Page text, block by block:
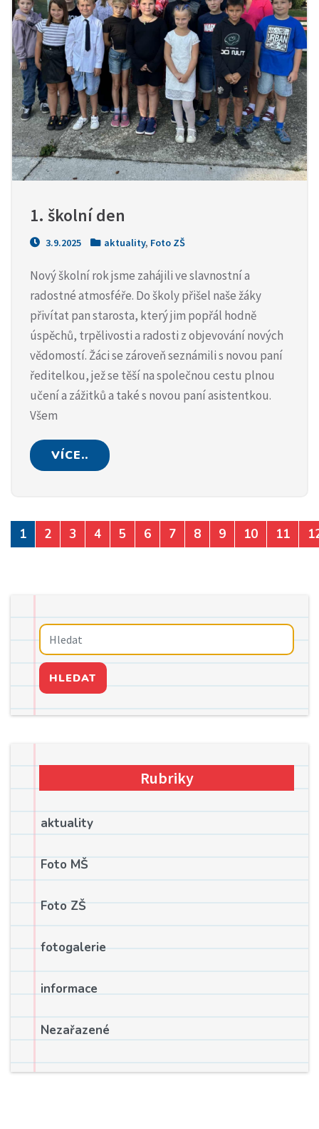
1. školní den
3.9.2025 aktuality, Foto ZŠ
Nový školní rok jsme zahájili ve slavnostní a
radostné atmosféře. Do školy přišel naše žáky
přivítat pan starosta, který jim popřál hodně
úspěchů, trpělivosti a radosti z objevování nových
vědomostí. Žáci se zároveň seznámili s novou paní
ředitelkou, jež se těší na společnou cestu plnou
učení a zážitků a také s novou paní asistentkou.
Všem
VÍCE..
1 2 3 4 5 6 7 8 9 10 11
HLEDAT
Rubriky
aktuality
Foto MŠ
Foto ZŠ
fotogalerie
informace
Nezařazené